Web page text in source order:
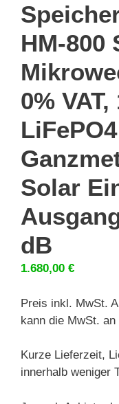
HM-800
0%
Solar
dB
1.680,00 €
Preis inkl. MwSt.
kann die MwSt.
Kurze Lieferzeit,
innerhalb weniger